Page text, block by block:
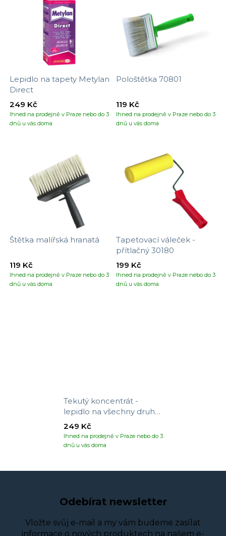
Lepidlo na tapety Metylan
Direct
Ihned na prodejně v Praze nebo do 3
dnů u vás doma
249 Kč
Pološtětka 70801
Ihned na prodejně v Praze nebo do 3
dnů u vás doma
119 Kč
Štětka malířská hranatá
Ihned na prodejně v Praze nebo do 3
dnů u vás doma
119 Kč
Tapetovací váleček -
přítlačný 30180
Ihned na prodejně v Praze nebo do 3
dnů u vás doma
199 Kč
Tekutý koncentrát -
lepidlo na všechny druhy
tapet
Ihned na prodejně v Praze nebo do 3
dnů u vás doma
249 Kč
Odebírat newsletter
Vložte svůj e-mail a my vám budeme zasílat
informace o nových produktech na našem e-